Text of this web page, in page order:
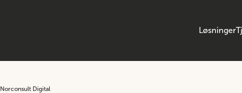
Løsninger
Digital